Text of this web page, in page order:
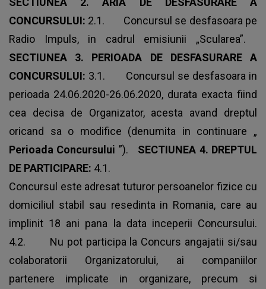
CONCURSULUI: 2.1. Concursul se desfasoara pe
Radio Impuls, in cadrul emisiunii „Scularea”.
SECTIUNEA 3. PERIOADA DE DESFASURARE A
CONCURSULUI: 3.1. Concursul se desfasoara in
perioada 24.06.2020-26.06.2020, durata exacta fiind
cea decisa de Organizator, acesta avand dreptul
oricand sa o modifice (denumita in continuare „
Perioada Concursului ”). SECTIUNEA 4. DREPTUL
DE PARTICIPARE: 4.1.
Concursul este adresat tuturor persoanelor fizice cu
domiciliul stabil sau resedinta in Romania, care au
implinit 18 ani pana la data inceperii Concursului.
4.2. Nu pot participa la Concurs angajatii si/sau
colaboratorii Organizatorului, ai companiilor
partenere implicate in organizare, precum si